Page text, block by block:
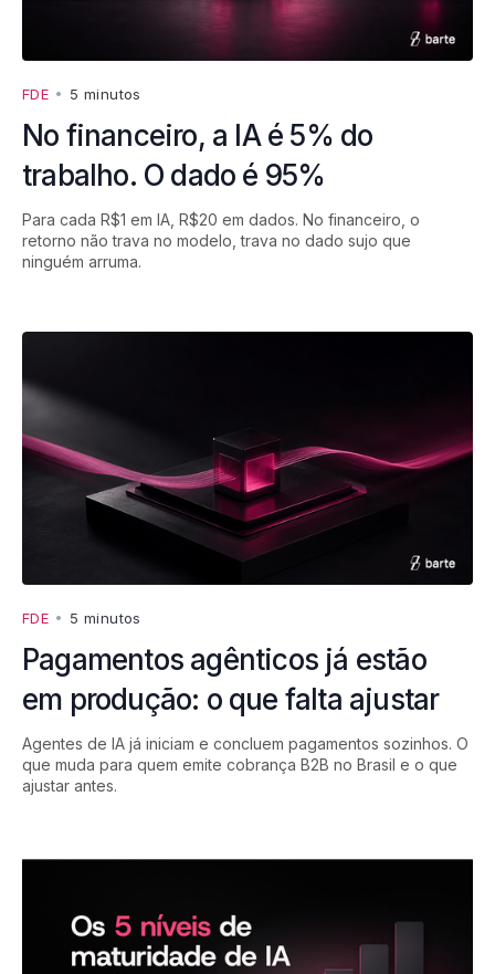
FDE • 5 minutos
No financeiro, a IA é 5% do
trabalho. O dado é 95%
Para cada R$1 em IA, R$20 em dados. No financeiro, o
retorno não trava no modelo, trava no dado sujo que
ninguém arruma.
FDE • 5 minutos
Pagamentos agênticos já estão
em produção: o que falta ajustar
Agentes de IA já iniciam e concluem pagamentos sozinhos. O
que muda para quem emite cobrança B2B no Brasil e o que
ajustar antes.